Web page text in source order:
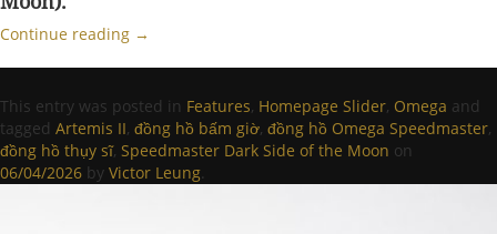
Continue reading →
This entry was posted in Features, Homepage Slider, Omega and
tagged Artemis II, đồng hồ bấm giờ, đồng hồ Omega Speedmaster,
đồng hồ thụy sĩ, Speedmaster Dark Side of the Moon on
06/04/2026 by Victor Leung.